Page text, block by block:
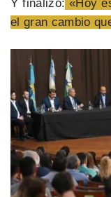
Y finalizó: «Hoy
el gran cambio